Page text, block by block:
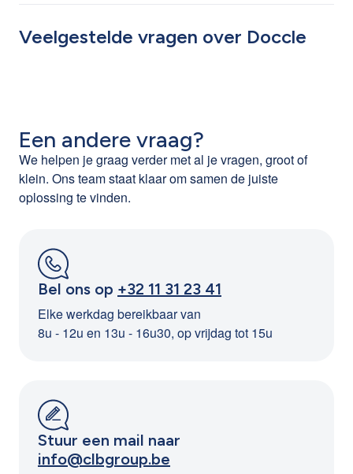
verzekeringsinstanties, sociale secretariaten, de
zijn/haar bestaande account.
Veelgestelde vragen over Doccle
Een andere vraag?
We helpen je graag verder met al je vragen, groot of
klein. Ons team staat klaar om samen de juiste
oplossing te vinden.
Bel ons op +32 11 31 23 41
Elke werkdag bereikbaar van
8u - 12u en 13u - 16u30, op vrijdag tot 15u
Stuur een mail naar
info@clbgroup.be